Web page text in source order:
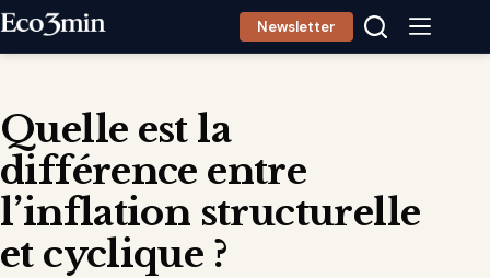
Passer
Newsletter
Quelle est la
différence entre
l’inflation structurelle
et cyclique ?